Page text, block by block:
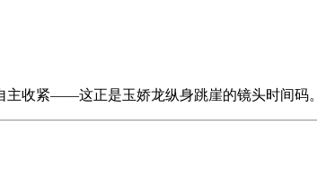
主收紧——这正是玉娇龙纵身跳崖的镜头时间码。